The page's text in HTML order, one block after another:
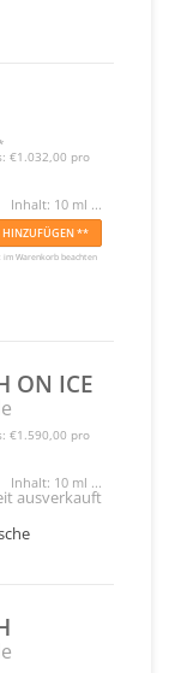
€1.032,00 pro
Inhalt: 10 ml ...
HINZUFÜGEN **
Warenkorb beachten
ON ICE
€1.590,00 pro
Inhalt: 10 ml ...
ausverkauft